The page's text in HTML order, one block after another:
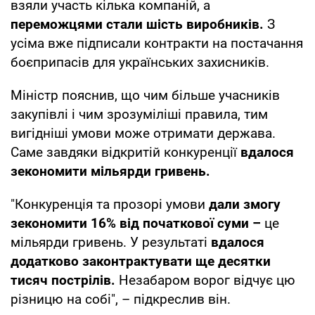
Про це повідомив
міністр оборони України
Михайло Федоров. Він підкреслив, що такі
снаряди зараз є одним із найбільших запитів
від військових.
За словами Федорова, у рекордній закупівлі
взяли участь кілька компаній, а
переможцями стали шість виробників.З
усіма вже підписали контракти на постачання
боєприпасів для українських захисників.
Міністр пояснив, що чим більше учасників
закупівлі і чим зрозуміліші правила, тим
вигідніші умови може отримати держава.